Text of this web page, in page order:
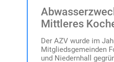
Mittleres
Der AZV wurde im
Mitgliedsgemeinden
und Niedernhall